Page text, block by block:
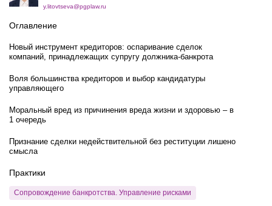
y.litovtseva@pgplaw.ru
Оглавление
Новый инструмент кредиторов: оспаривание сделок
компаний, принадлежащих супругу должника-банкрота
Воля большинства кредиторов и выбор кандидатуры
управляющего
Моральный вред из причинения вреда жизни и здоровью – в
1 очередь
Признание сделки недействительной без реституции лишено
смысла
Практики
Сопровождение банкротства. Управление рисками